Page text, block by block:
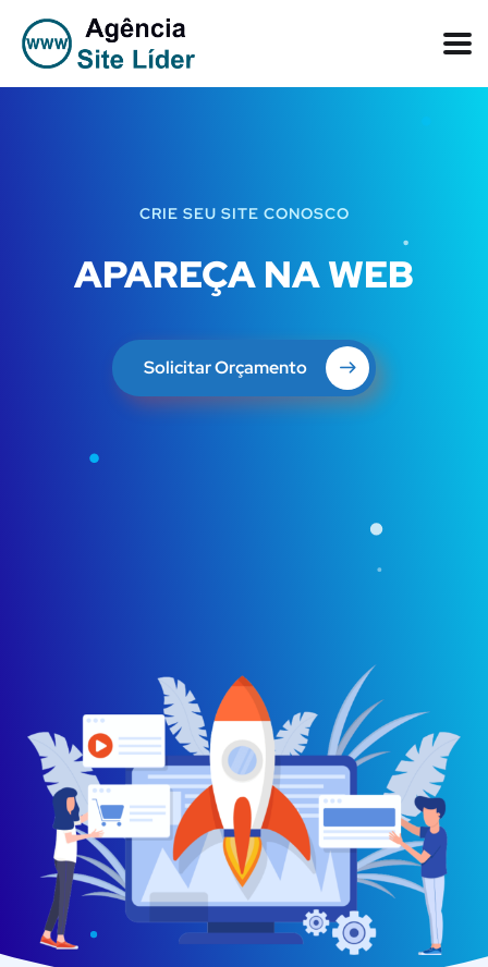
CRIE SEU SITE CONOSCO
APAREÇA NA WEB
Solicitar Orçamento